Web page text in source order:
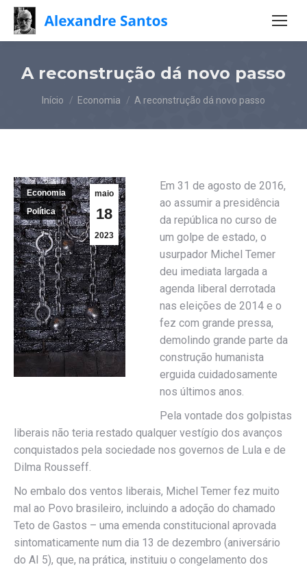
A reconstrução dá novo passo
Você está aqui:
Início Economia A reconstrução dá novo passo
maio
18
2023
Economia
Política
Em 31 de agosto de 2016,
ao assumir a presidência
da república no curso de
um golpe de estado, o
usurpador Michel Temer
deu imediata largada a
agenda liberal derrotada
nas eleições de 2014 e o
fez com grande pressa,
demolindo grande parte da
construção humanista
erguida cuidadosamente
nos últimos anos.
Pela vontade dos golpistas
liberais não teria restado qualquer vestígio dos avanços
conquistados pela sociedade nos governos de Lula e de
Dilma Rousseff.
No embalo dos ventos liberais, Michel Temer fez muito
mal ao Povo brasileiro, incluindo a adoção do chamado
Teto de Gastos – uma emenda constitucional aprovada
sintomaticamente num dia 13 de dezembro (aniversário
do AI 5), que, na prática, instituiu o congelamento dos